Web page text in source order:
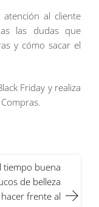
al cliente
las dudas que
y cómo sacar el
Friday y realiza
tiempo buena
de belleza
frente al